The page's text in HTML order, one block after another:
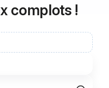
complots !